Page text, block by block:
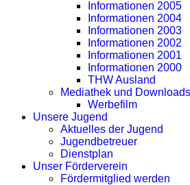
Informationen 2005
Informationen 2004
Informationen 2003
Informationen 2002
Informationen 2001
Informationen 2000
THW Ausland
Mediathek und Downloads
Werbefilm
Unsere Jugend
Aktuelles der Jugend
Jugendbetreuer
Dienstplan
Unser Förderverein
Fördermitglied werden